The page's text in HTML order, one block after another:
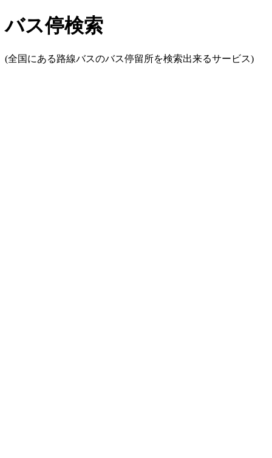
バス停検索
(全国にある路線バスのバス停留所を検索出来るサービス)